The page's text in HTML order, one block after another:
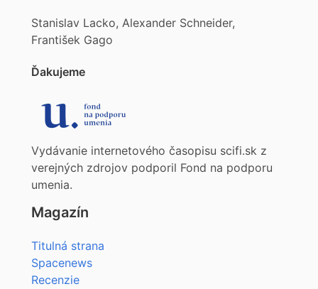
Stanislav Lacko, Alexander Schneider,
František Gago
Ďakujeme
Vydávanie internetového časopisu scifi.sk z
verejných zdrojov podporil Fond na podporu
umenia.
Magazín
Titulná strana
Spacenews
Recenzie